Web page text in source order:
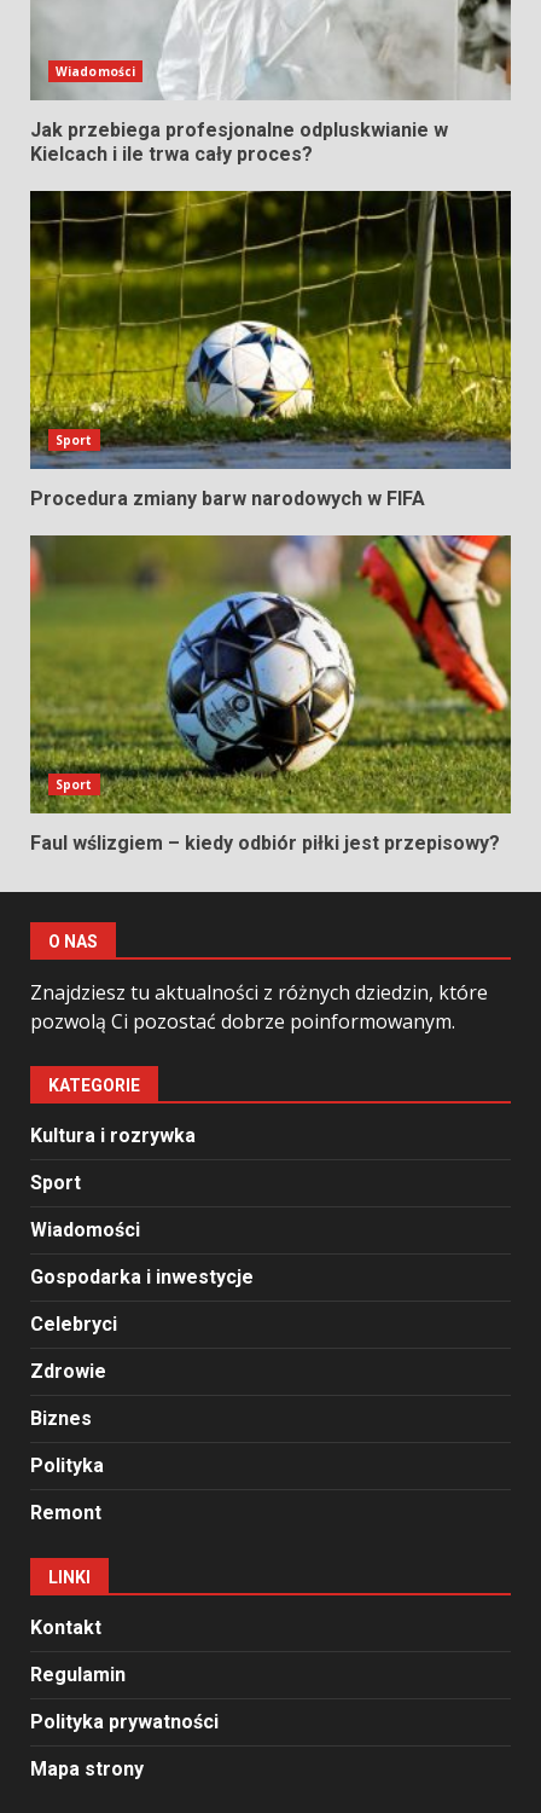
Wiadomości
Jak przebiega profesjonalne odpluskwianie w
Kielcach i ile trwa cały proces?
Sport
Procedura zmiany barw narodowych w FIFA
Sport
Faul wślizgiem – kiedy odbiór piłki jest przepisowy?
O NAS
Znajdziesz tu aktualności z różnych dziedzin, które
pozwolą Ci pozostać dobrze poinformowanym.
KATEGORIE
Kultura i rozrywka
Sport
Wiadomości
Gospodarka i inwestycje
Celebryci
Zdrowie
Biznes
Polityka
Remont
LINKI
Kontakt
Regulamin
Polityka prywatności
Mapa strony